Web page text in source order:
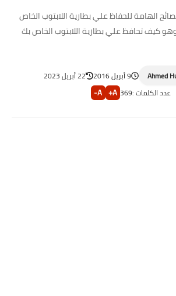
الهامة للحفاظ علي بطارية اللابتوب الخاص
كيف تحافظ علي بطارية اللابتوب الخاص بك
Ahmed 9 أبريل 2016
22 أبريل 2023
عدد الكلمات :369
A+
A-